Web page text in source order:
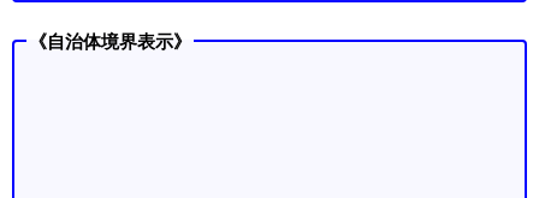
《自治体境界表示》